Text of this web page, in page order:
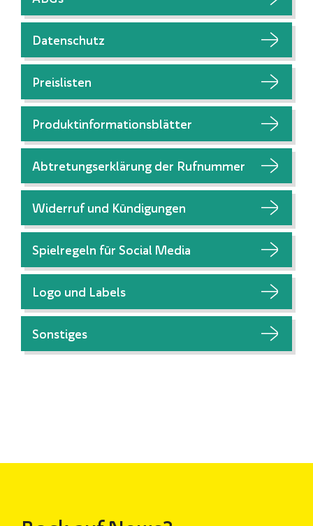
Datenschutz
Preislisten
Produktinformationsblätter
Abtretungserklärung der Rufnummer
Widerruf und Kündigungen
Spielregeln für Social Media
Logo und Labels
Sonstiges